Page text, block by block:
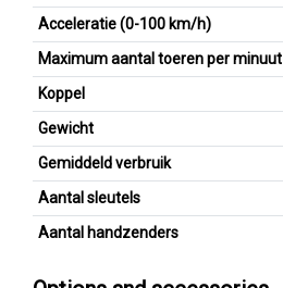
Acceleratie (0-100 km/h)
Maximum aantal toeren per minuut
Koppel
Gewicht
Gemiddeld verbruik
Aantal sleutels
Aantal handzenders